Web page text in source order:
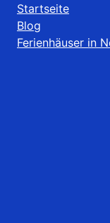
Startseite
Blog
Ferienhäuser in